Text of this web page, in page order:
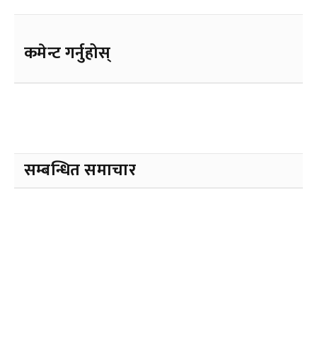
कमेन्ट गर्नुहोस्
सम्बन्धित समाचार